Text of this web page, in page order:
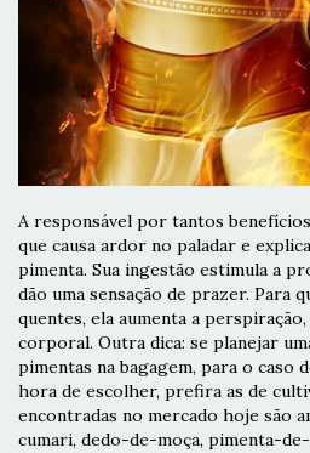
A responsável por tantos benefícios
que causa ardor no paladar e
pimenta. Sua ingestão estimula a
dão uma sensação de prazer. Para
quentes, ela aumenta a
corporal. Outra dica: se planejar
pimentas na bagagem, para o caso
hora de escolher, prefira as de
encontradas no mercado hoje são
cumari, dedo-de-moça, pimenta-